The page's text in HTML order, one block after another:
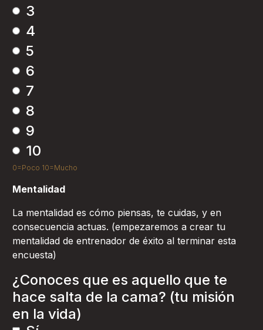
3
4
5
6
7
8
9
10
0=Poco 10=Mucho
Mentalidad
La mentalidad es cómo piensas, te cuidas, y en
consecuencia actuas. (empezaremos a crear tu
mentalidad de entrenador de éxito al terminar esta
encuesta)
¿Conoces que es aquello que te
hace salta de la cama? (tu misión
en la vida)